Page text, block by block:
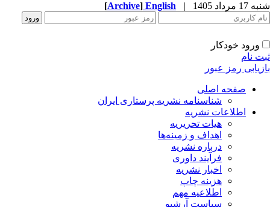
مرداد 1405 |
English
[Archive]
ورود خودکار
نام
رمز عبور
صفحه اصلی
شناسنامه نشریه پرستاری ایران
اطلاعات نشریه
هیات تحریریه
اهداف و زمینه‌ها
درباره نشریه
فرآیند داوری
اخبار نشریه
هزینه چاپ
اطلاعیه مهم
سیاست آرشیو